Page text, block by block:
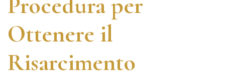
Ottenere il
Risarcimento